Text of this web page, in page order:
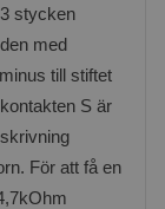
stycken
med
till stiftet
S är
För att få en